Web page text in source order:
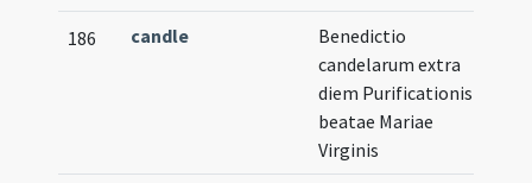
186 candle
Benedictio
candelarum extra
diem Purificationis
beatae Mariae
Virginis